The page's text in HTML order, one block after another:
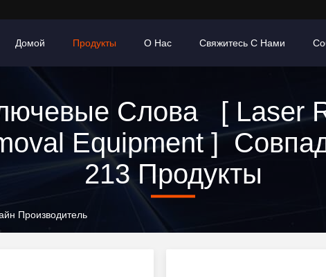
Домой Продукты О Нас Свяжитесь С Нами
Слова [ Laser
Equipment ]
213 Продукты
Производитель